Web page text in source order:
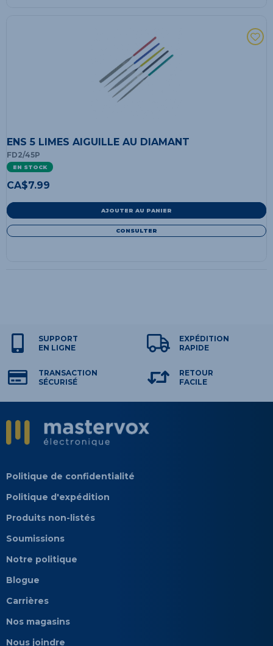
ENS 5 LIMES AIGUILLE AU DIAMANT
FD2/45P
EN STOCK
CA$7.99
AJOUTER AU PANIER
CONSULTER
SUPPORT
EN LIGNE
EXPÉDITION
RAPIDE
TRANSACTION
SÉCURISÉ
RETOUR
FACILE
Politique de confidentialité
Politique d'expédition
Produits non-listés
Soumissions
Notre politique
Blogue
Carrières
Nos magasins
Nous joindre